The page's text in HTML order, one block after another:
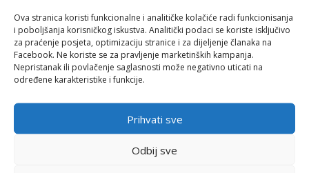
Ova stranica koristi funkcionalne i analitičke kolačiće radi funkcionisanja
i poboljšanja korisničkog iskustva. Analitički podaci se koriste isključivo
za praćenje posjeta, optimizaciju stranice i za dijeljenje članaka na
Facebook. Ne koriste se za pravljenje marketinških kampanja.
Nepristanak ili povlačenje saglasnosti može negativno uticati na
određene karakteristike i funkcije.
Prihvati sve
Odbij sve
sedmice, a premijerno izvođenje je zakazano za kraj
mjeseca marta.
U predstavi igraju Boris Balta, Siniša Udovičić, Adnan
Omerović, Mirza Pinjić, Irma Zukić, Ivana Perkunić, Edis
Žilić i Elmir Krivalić.
UMJETNOST JE MIR